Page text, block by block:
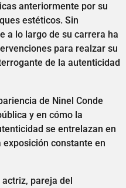
anteriormente por su
estéticos. Sin
a lo largo de su carrera ha
para realzar su
de la autenticidad
de Ninel Conde
y en cómo la
se entrelazan en
constante en
pareja del